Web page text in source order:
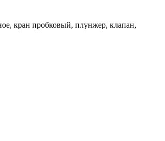
кран пробковый, плунжер, клапан,